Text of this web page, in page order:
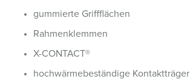
gummierte Griffflächen
Rahmenklemmen
X-CONTACT®
hochwärmebeständige Kontaktträger